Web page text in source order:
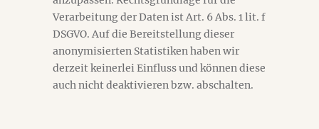
Verarbeitung der Daten ist Art. 6 Abs. 1 lit. f
DSGVO. Auf die Bereitstellung dieser
anonymisierten Statistiken haben wir
derzeit keinerlei Einfluss und können diese
auch nicht deaktivieren bzw. abschalten.